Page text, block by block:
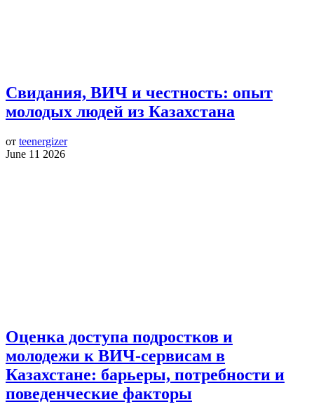
Свидания, ВИЧ и честность: опыт
молодых людей из Казахстана
от teenergizer
June 11 2026
Оценка доступа подростков и
молодежи к ВИЧ-сервисам в
Казахстане: барьеры, потребности и
поведенческие факторы